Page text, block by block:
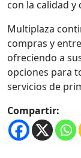
con la calidad y
Multiplaza
compras y
ofreciendo a
opciones para
servicios de
Compartir: